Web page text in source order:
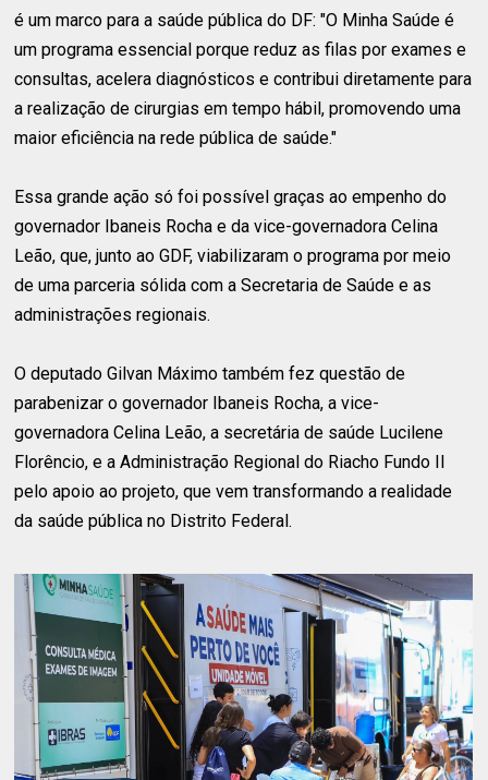
é um marco para a saúde pública do DF: "O Minha Saúde é
um programa essencial porque reduz as filas por exames e
consultas, acelera diagnósticos e contribui diretamente para
a realização de cirurgias em tempo hábil, promovendo uma
maior eficiência na rede pública de saúde."
Essa grande ação só foi possível graças ao empenho do
governador Ibaneis Rocha e da vice-governadora Celina
Leão, que, junto ao GDF, viabilizaram o programa por meio
de uma parceria sólida com a Secretaria de Saúde e as
administrações regionais.
O deputado Gilvan Máximo também fez questão de
parabenizar o governador Ibaneis Rocha, a vice-
governadora Celina Leão, a secretária de saúde Lucilene
Florêncio, e a Administração Regional do Riacho Fundo II
pelo apoio ao projeto, que vem transformando a realidade
da saúde pública no Distrito Federal.